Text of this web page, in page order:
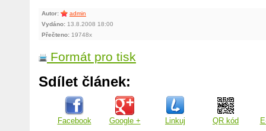
Autor:
admin
Vydáno: 13.8.2008 18:00
Přečteno: 19748x
Formát pro tisk
Sdílet článek:
Facebook Google + Linkuj QR kód